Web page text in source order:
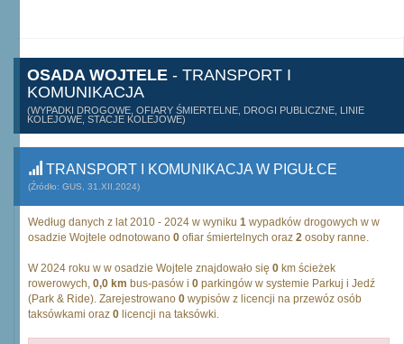
OSADA WOJTELE - TRANSPORT I
KOMUNIKACJA
(WYPADKI DROGOWE, OFIARY ŚMIERTELNE, DROGI PUBLICZNE, LINIE
KOLEJOWE, STACJE KOLEJOWE)
TRANSPORT I KOMUNIKACJA W PIGUŁCE
(Źródło: GUS, 31.XII.2024)
Według danych z lat 2010 - 2024 w wyniku 1 wypadków drogowych w w
osadzie Wojtele odnotowano 0 ofiar śmiertelnych oraz 2 osoby ranne.
W 2024 roku w w osadzie Wojtele znajdowało się 0 km ścieżek
rowerowych, 0,0 km bus-pasów i 0 parkingów w systemie Parkuj i Jedź
(Park & Ride). Zarejestrowano 0 wypisów z licencji na przewóz osób
taksówkami oraz 0 licencji na taksówki.